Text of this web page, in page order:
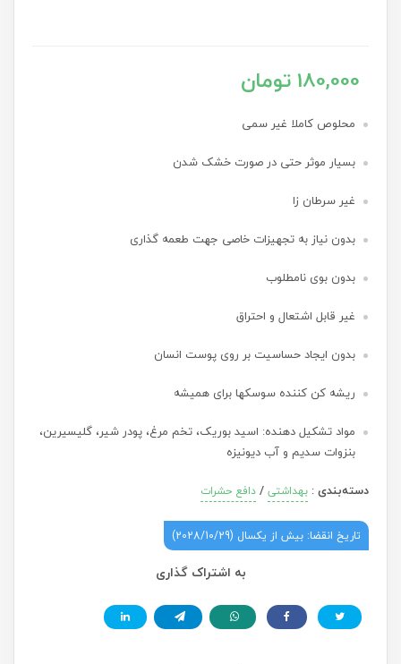
180,000 تومان
محلوص کاملا غیر سمی
بسیار موثر حتی در صورت خشک شدن
غیر سرطان زا
بدون نیاز به تجهیزات خاصی جهت طعمه گذاری
بدون بوی نامطلوب
غیر قابل اشتعال و احتراق
بدون ایجاد حساسیت بر روی پوست انسان
ریشه کن کننده سوسکها برای همیشه
مواد تشکیل دهنده: اسید بوریک، تخم مرغ، پودر شیر، گلیسیرین،
بنزوات سدیم و آب دیونیزه
دسته‌بندی: بهداشتی/دافع حشرات
تاریخ انقضا: بیش از یکسال (2028/10/29)
به اشتراک گذاری